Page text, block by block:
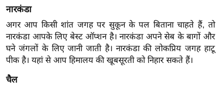
सा
हि
त्य
ज
ग
नारकंडा
अगर आप किसी शांत जगह पर सुकून के पल बिताना चाहते हैं, तो
नारकंडा आपके लिए बेस्ट ऑप्शन है। नारकंडा अपने सेब के बागों और
घने जंगलों के लिए जानी जाती है। नारकंडा की लोकप्रिय जगह हाटू
पीक है। यहां से आप हिमालय की खूबसूरती को निहार सकते हैं।
चैल